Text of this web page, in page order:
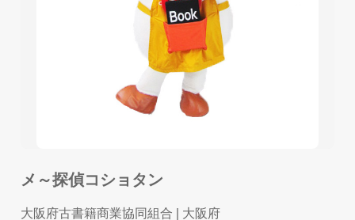
メ～探偵コショタン
大阪府古書籍商業協同組合 | 大阪府